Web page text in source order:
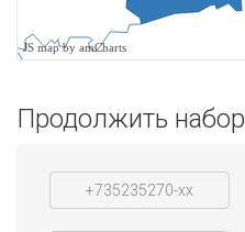
JS map by amCharts
Продолжить набор
+735235270-xx